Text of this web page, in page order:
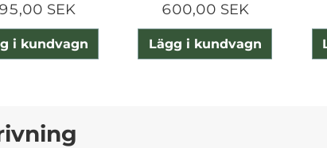
SEK
i kundvagn
600,00 SEK
Lägg i kundvagn